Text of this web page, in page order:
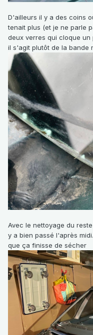
D'ailleurs il y a des coins
tenait plus (et je ne parle
deux verres qui cloque
il s'agit plutôt de la bande
Avec le nettoyage du
y a bien passé l'après
que ça finisse de sécher